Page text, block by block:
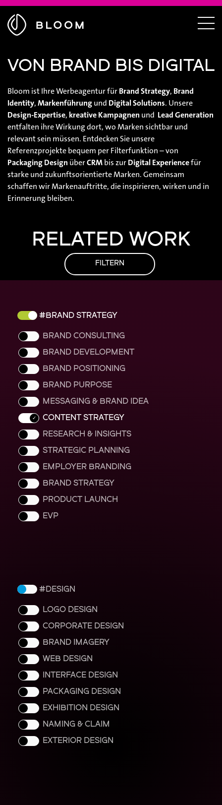
Menü
VON BRAND BIS DIGITAL
Bloom ist Ihre Werbeagentur fürBrand Strategy, Brand
Identity,Markenführungund Digital Solutions. Unsere
Design-Expertise, kreative Kampagnen und Lead Generation
entfalten ihre Wirkung dort, wo Marken sichtbar und
relevant sein müssen. Entdecken Sie unsere
Referenzprojekte bequem per Filterfunktion – von
Packaging Design überCRMbis zurDigital Experiencefür
starke und zukunftsorientierte Marken. Gemeinsam
schaffen wir Markenauftritte, die inspirieren, wirken und in
Erinnerung bleiben.
RELATED WORK
FILTERN
BRAND STRATEGY
BRAND CONSULTING
BRAND DEVELOPMENT
BRAND POSITIONING
BRAND PURPOSE
MESSAGING & BRAND IDEA
CONTENT STRATEGY
RESEARCH & INSIGHTS
STRATEGIC PLANNING
EMPLOYER BRANDING
BRAND STRATEGY
PRODUCT LAUNCH
EVP
DESIGN
LOGO DESIGN
CORPORATE DESIGN
BRAND IMAGERY
WEB DESIGN
INTERFACE DESIGN
PACKAGING DESIGN
EXHIBITION DESIGN
NAMING & CLAIM
EXTERIOR DESIGN
Menü
ausblenden